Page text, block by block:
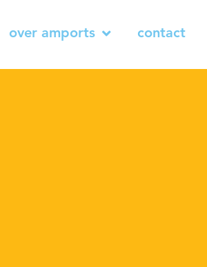
over amports contact